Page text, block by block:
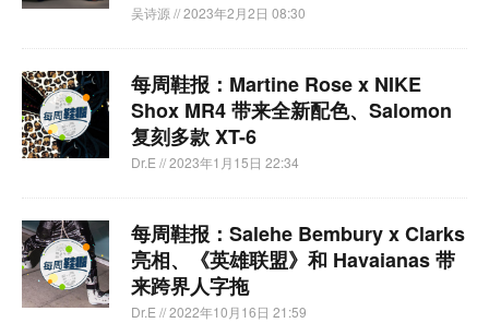
吴诗源 // 2023年2月2日 08:30
每周鞋报：Martine Rose x NIKE
Shox MR4 带来全新配色、Salomon
复刻多款 XT-6
Dr.E // 2023年1月15日 22:34
每周鞋报：Salehe Bembury x Clarks
亮相、《英雄联盟》和 Havaianas 带
来跨界人字拖
Dr.E // 2022年10月16日 21:59